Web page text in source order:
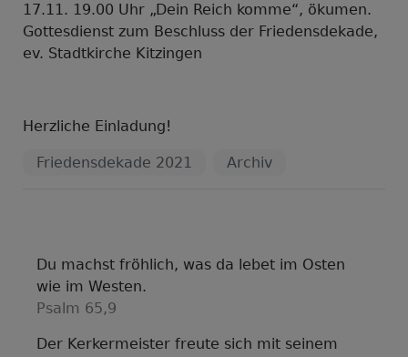
17.11. 19.00 Uhr „Dein Reich komme“, ökumen.
Gottesdienst zum Beschluss der Friedensdekade,
ev. Stadtkirche Kitzingen
Herzliche Einladung!
Friedensdekade 2021 Archiv
Du machst fröhlich, was da lebet im Osten
wie im Westen.
Psalm 65,9
Der Kerkermeister freute sich mit seinem